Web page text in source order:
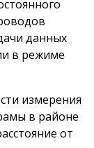
данных
в режиме
измерения
в районе
от